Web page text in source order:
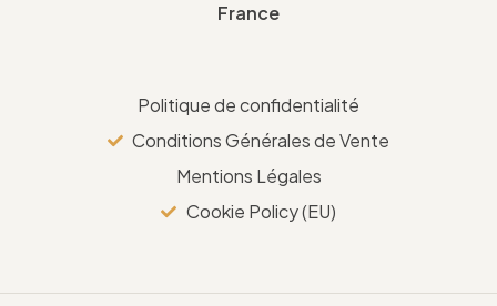
France
Politique de confidentialité
Conditions Générales de Vente
Mentions Légales
Cookie Policy (EU)